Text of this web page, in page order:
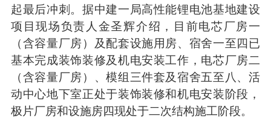
起最后冲刺。据中建一局高性能锂电池基地建设
项目现场负责人金圣辉介绍，目前电芯厂房一
（含容量厂房）及配套设施用房、宿舍一至四已
基本完成装饰装修及机电安装工作，电芯厂房二
（含容量厂房）、模组三件套及宿舍五至八、活
动中心地下室正处于装饰装修和机电安装阶段，
极片厂房和设施房四现处于二次结构施工阶段。